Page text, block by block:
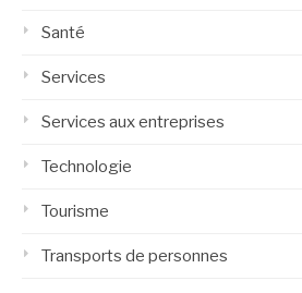
Santé
Services
Services aux entreprises
Technologie
Tourisme
Transports de personnes